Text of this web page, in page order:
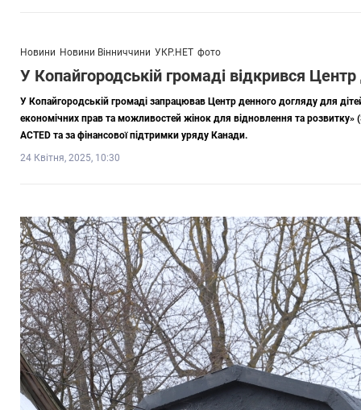
Новини Новини Вінниччини УКР.НЕТ фото
У Копайгородській громаді відкрився
У Копайгородській громаді запрацював Центр денного догляду для
економічних прав та можливостей жінок для відновлення та розвитку»
ACTED та за фінансової підтримки уряду Канади.
24 Квітня, 2025, 10:30